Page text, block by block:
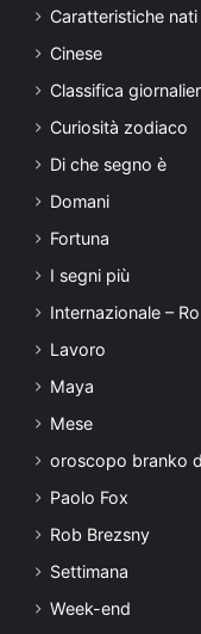
Caratteristiche
Cinese
Classifica
Curiosità zodiaco
Di che segno è
Domani
Fortuna
I segni più
Internazionale –
Lavoro
Maya
Mese
oroscopo branko
Paolo Fox
Rob Brezsny
Settimana
Week-end